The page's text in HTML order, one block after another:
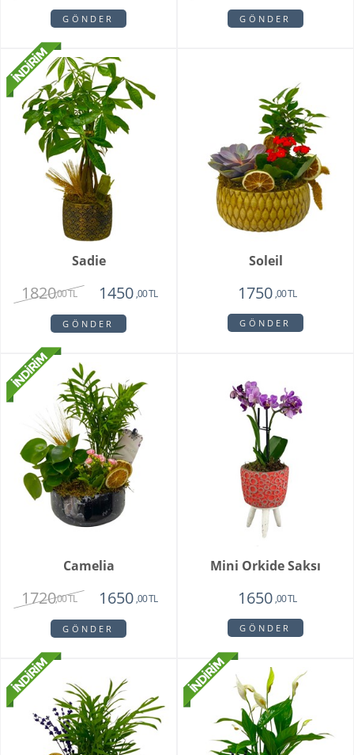
GÖNDER GÖNDER
Sadie
1820,00 TL 1450 ,00 TL
GÖNDER
Soleil
1750 ,00 TL
GÖNDER
Camelia
1720,00 TL 1650,00 TL
GÖNDER
Mini Orkide Saksı
1650,00 TL
GÖNDER